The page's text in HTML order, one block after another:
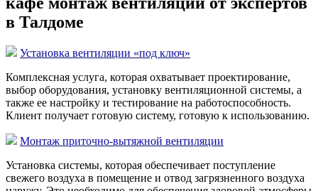
в Талдоме
Установка вентиляции «под ключ»
Комплексная услуга, которая охватывает проектирование,
выбор оборудования, установку вентиляционной системы, а
также ее настройку и тестирование на работоспособность.
Клиент получает готовую систему, готовую к использованию.
Монтаж приточно-вытяжной вентиляции
Установка системы, которая обеспечивает поступление
свежего воздуха в помещение и отвод загрязненного воздуха